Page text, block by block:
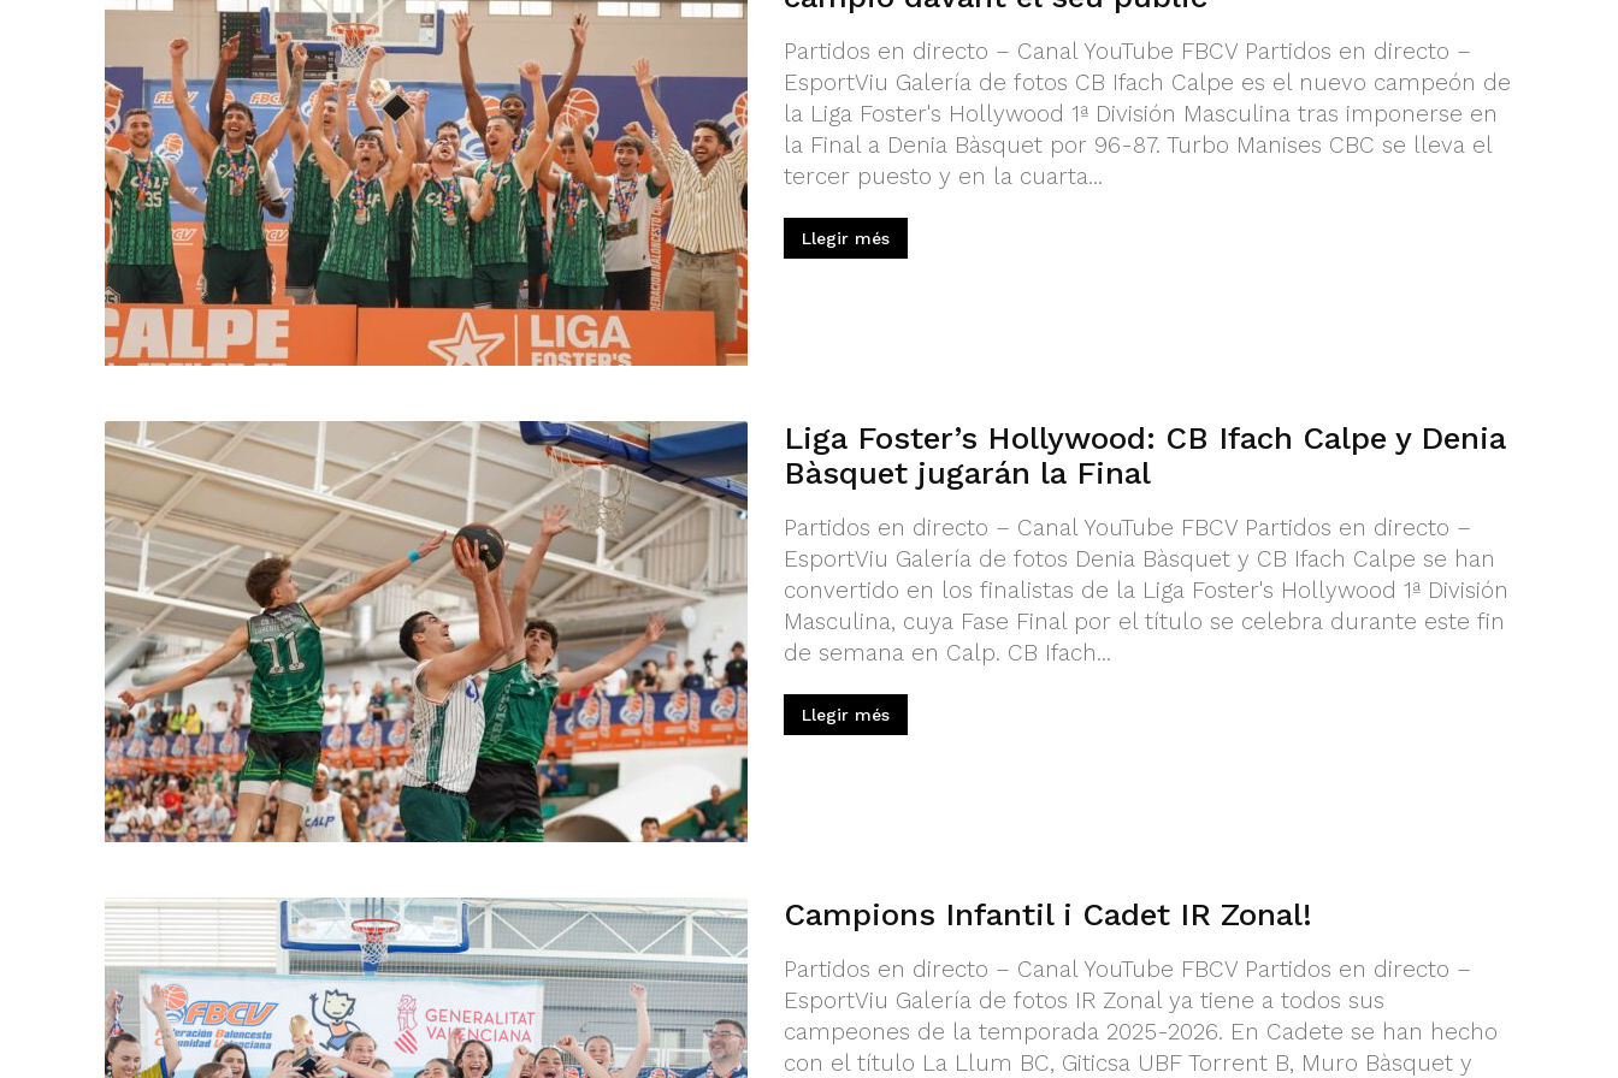
Partidos en directo – Canal YouTube FBCV Partidos en directo –
EsportViu Galería de fotos CB Ifach Calpe es el nuevo campeón de
la Liga Foster's Hollywood 1ª División Masculina tras imponerse en
la Final a Denia Bàsquet por 96-87. Turbo Manises CBC se lleva el
tercer puesto y en la cuarta...
Llegir més
Liga Foster’s Hollywood: CB Ifach Calpe y Denia
Bàsquet jugarán la Final
Partidos en directo – Canal YouTube FBCV Partidos en directo –
EsportViu Galería de fotos Denia Bàsquet y CB Ifach Calpe se han
convertido en los finalistas de la Liga Foster's Hollywood 1ª División
Masculina, cuya Fase Final por el título se celebra durante este fin
de semana en Calp. CB Ifach...
Llegir més
Campions Infantil i Cadet IR Zonal!
Partidos en directo – Canal YouTube FBCV Partidos en directo –
EsportViu Galería de fotos IR Zonal ya tiene a todos sus
campeones de la temporada 2025-2026. En Cadete se han hecho
con el título La Llum BC, Giticsa UBF Torrent B, Muro Bàsquet y